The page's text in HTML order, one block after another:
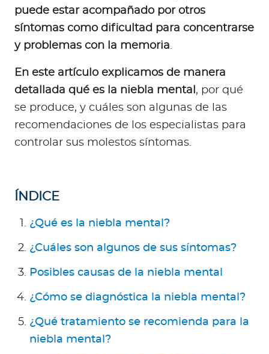
d
Ingresar a Mi Bupa
Para Clientes
Para Agentes
puede estar acompañado por otros
síntomas como dificultad para concentrarse
y problemas con la memoria.
En este artículo explicamos de manera
detallada qué es la niebla mental , por qué
se produce, y cuáles son algunas de las
recomendaciones de los especialistas para
controlar sus molestos síntomas.
ÍNDICE
¿Qué es la niebla mental?
¿Cuáles son algunos de sus síntomas?
Posibles causas de la niebla mental
¿Cómo se diagnóstica la niebla mental?
¿Qué tratamiento se recomienda para la
niebla mental?